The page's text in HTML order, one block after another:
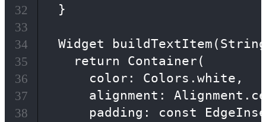
  }
Widget
    return Container(
      color: Colors.white,
alignment:
padding: const
32
33
34
35
36
37
38